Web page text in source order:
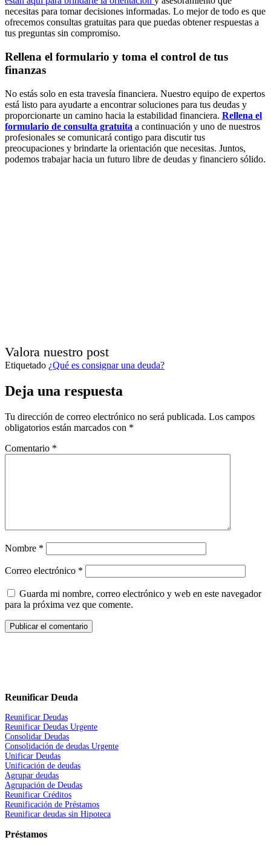
necesitas para tomar decisiones informadas. Lo mejor de todo es que
ofrecemos consultas gratuitas para que puedas obtener respuestas a
tus preguntas sin compromiso.
Rellena el formulario y toma el control de tus
finanzas
No estás solo en esta travesía financiera. Nuestro equipo de expertos
está listo para ayudarte a encontrar soluciones para tus deudas y
proporcionarte un camino hacia la estabilidad financiera. Rellena el
formulario de consulta gratuita a continuación y uno de nuestros
profesionales se comunicará contigo para discutir tus
preocupaciones y brindarte la orientación que necesitas. Juntos,
podemos trabajar hacia un futuro libre de deudas y financiero sólido.
Valora nuestro post
Etiquetado ¿Qué es consignar una deuda?
Deja una respuesta
Tu dirección de correo electrónico no será publicada. Los campos
obligatorios están marcados con *
Comentario *
Nombre *
Correo electrónico *
Guarda mi nombre, correo electrónico y web en este navegador
para la próxima vez que comente.
Reunificar Deuda
Reunificar Deudas
Reunificar Deudas Urgente
Consolidar Deudas
Consolidación de deudas Urgente
Unificar Deudas
Unificación de deudas
Agrupar deudas
Agrupación de Deudas
Reunificar Créditos
Reunificación de Préstamos
Reunificar deudas sin Hipoteca
Préstamos